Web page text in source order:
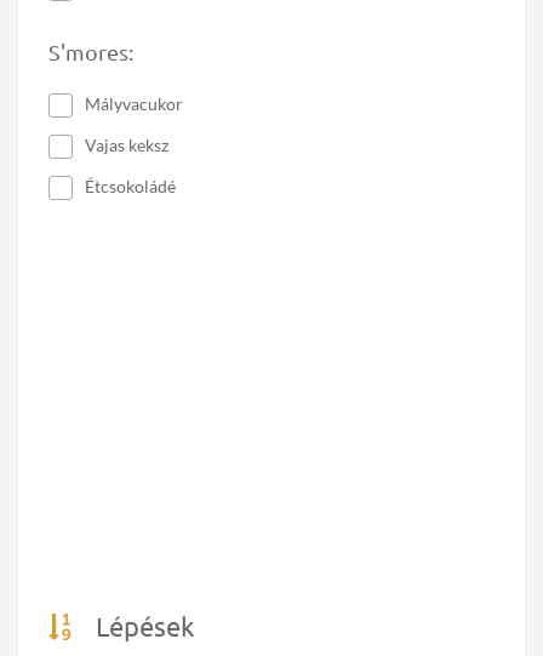
S'mores:
Mályvacukor
Vajas keksz
Étcsokoládé
Lépések